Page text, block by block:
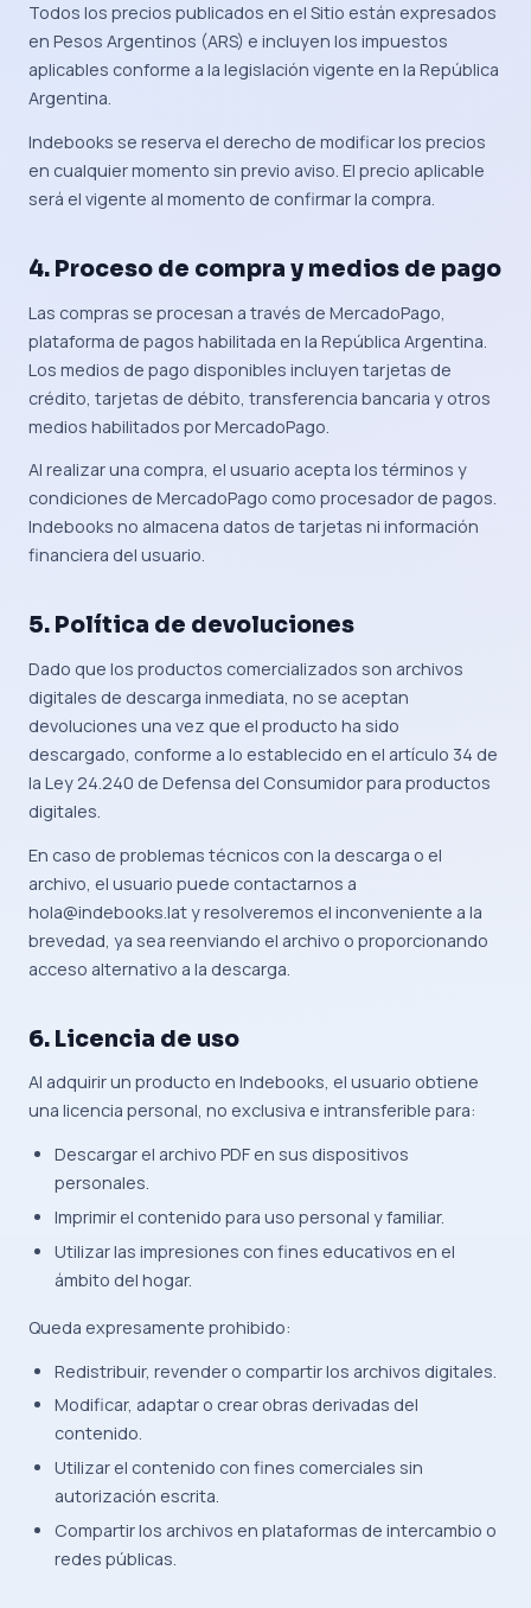
Todos los precios publicados en el Sitio están expresados
en Pesos Argentinos (ARS) e incluyen los impuestos
aplicables conforme a la legislación vigente en la República
Argentina.
Indebooks se reserva el derecho de modificar los precios
en cualquier momento sin previo aviso. El precio aplicable
será el vigente al momento de confirmar la compra.
4. Proceso de compra y medios de pago
Las compras se procesan a través de MercadoPago,
plataforma de pagos habilitada en la República Argentina.
Los medios de pago disponibles incluyen tarjetas de
crédito, tarjetas de débito, transferencia bancaria y otros
medios habilitados por MercadoPago.
Al realizar una compra, el usuario acepta los términos y
condiciones de MercadoPago como procesador de pagos.
Indebooks no almacena datos de tarjetas ni información
financiera del usuario.
5. Política de devoluciones
Dado que los productos comercializados son archivos
digitales de descarga inmediata, no se aceptan
devoluciones una vez que el producto ha sido
descargado, conforme a lo establecido en el artículo 34 de
la Ley 24.240 de Defensa del Consumidor para productos
digitales.
En caso de problemas técnicos con la descarga o el
archivo, el usuario puede contactarnos a
hola@indebooks.lat y resolveremos el inconveniente a la
brevedad, ya sea reenviando el archivo o proporcionando
acceso alternativo a la descarga.
6. Licencia de uso
Al adquirir un producto en Indebooks, el usuario obtiene
una licencia personal, no exclusiva e intransferible para:
Descargar el archivo PDF en sus dispositivos
personales.
Imprimir el contenido para uso personal y familiar.
Utilizar las impresiones con fines educativos en el
ámbito del hogar.
Queda expresamente prohibido:
Redistribuir, revender o compartir los archivos digitales.
Modificar, adaptar o crear obras derivadas del
contenido.
Utilizar el contenido con fines comerciales sin
autorización escrita.
Compartir los archivos en plataformas de intercambio o
redes públicas.